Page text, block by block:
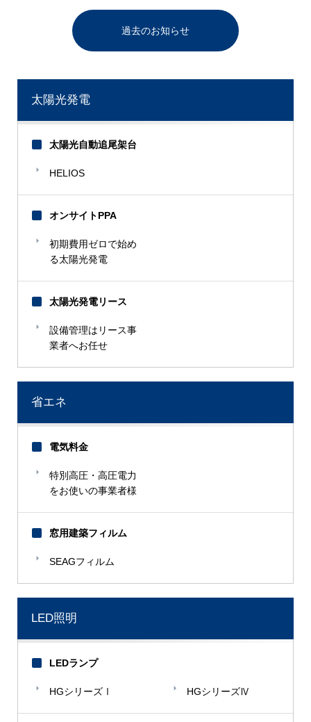
過去のお知らせ
太陽光発電
太陽光自動追尾架台
HELIOS
オンサイトPPA
初期費用ゼロで始め
る太陽光発電
太陽光発電リース
設備管理はリース事
業者へお任せ
省エネ
電気料金
特別高圧・高圧電力
をお使いの事業者様
窓用建築フィルム
SEAGフィルム
LED照明
LEDランプ
HGシリーズⅠ HGシリーズⅣ